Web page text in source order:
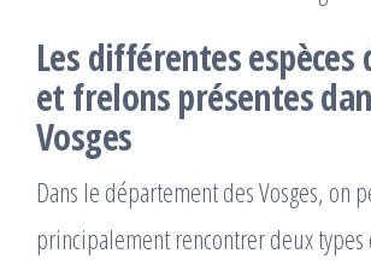
Les différentes espèces
et frelons présentes
Vosges
Dans le département des Vosges, on
principalement rencontrer deux types